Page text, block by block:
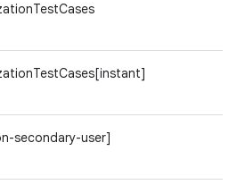
secondary-user]